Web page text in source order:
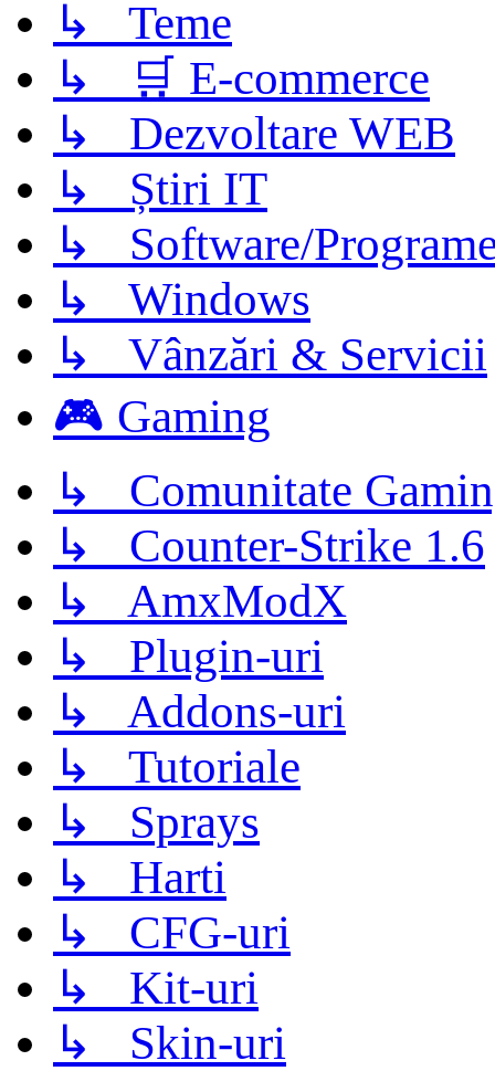
↳ Teme
↳ 🛒 E-commerce
↳ Dezvoltare WEB
↳ Știri IT
↳ Software/
↳ Windows
↳ Vânzări & Servicii
🎮 Gaming
↳ Comunitate
↳ Counter-Strike 1.6
↳ AmxModX
↳ Plugin-uri
↳ Addons-uri
↳ Tutoriale
↳ Sprays
↳ Harti
↳ CFG-uri
↳ Kit-uri
↳ Skin-uri